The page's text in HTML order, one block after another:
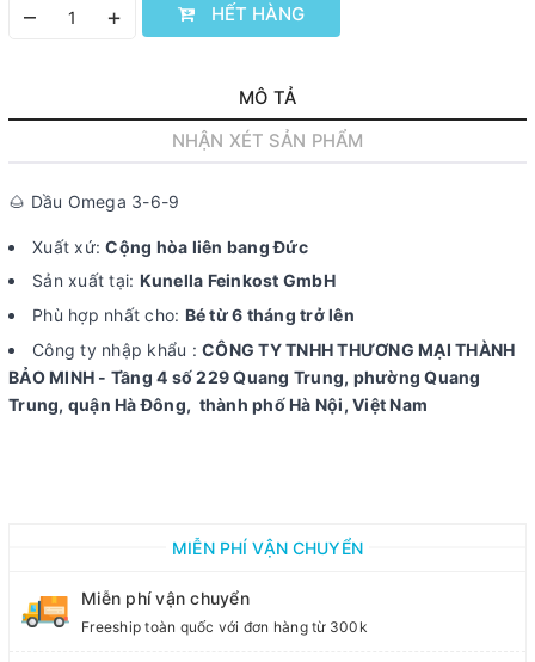
– + HẾT HÀNG
MÔ TẢ
NHẬN XÉT SẢN PHẨM
🌰 Dầu Omega 3-6-9
Xuất xứ:Cộng hòa liên bang Đức
Sản xuất tại: Kunella Feinkost GmbH
Phù hợp nhất cho: Bé từ 6 tháng trở lên
Công ty nhập khẩu : CÔNG TY TNHH THƯƠNG MẠI THÀNH
BẢO MINH - Tầng 4 số 229 Quang Trung, phường Quang
Trung, quận Hà Đông, thành phố Hà Nội, Việt Nam
MIỄN PHÍ VẬN CHUYỂN
Miễn phí vận chuyển
Freeship toàn quốc với đơn hàng từ 300k